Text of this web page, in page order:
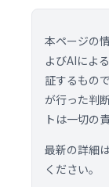
本ページの
よびAIによ
証するもの
が行った判
トは一切の
最新の詳細
ください。